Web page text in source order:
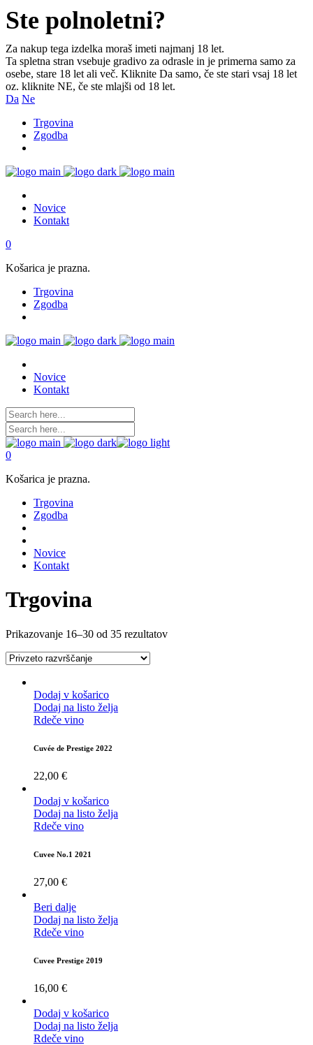
Ste polnoletni?
Za nakup tega izdelka moraš imeti najmanj 18 let.
Ta spletna stran vsebuje gradivo za odrasle in je primerna samo za
osebe, stare 18 let ali več. Kliknite Da samo, če ste stari vsaj 18 let
oz. kliknite NE, če ste mlajši od 18 let.
Da Ne
Trgovina
Zgodba
Novice
Kontakt
0
Košarica je prazna.
Trgovina
Zgodba
Novice
Kontakt
0
Košarica je prazna.
Trgovina
Zgodba
Novice
Kontakt
Trgovina
Prikazovanje 16–30 od 35 rezultatov
Dodaj v košarico
Dodaj na listo želja
Rdeče vino
Cuvée de Prestige 2022
22,00 €
Dodaj v košarico
Dodaj na listo želja
Rdeče vino
Cuvee No.1 2021
27,00 €
Beri dalje
Dodaj na listo želja
Rdeče vino
Cuvee Prestige 2019
16,00 €
Dodaj v košarico
Dodaj na listo želja
Rdeče vino